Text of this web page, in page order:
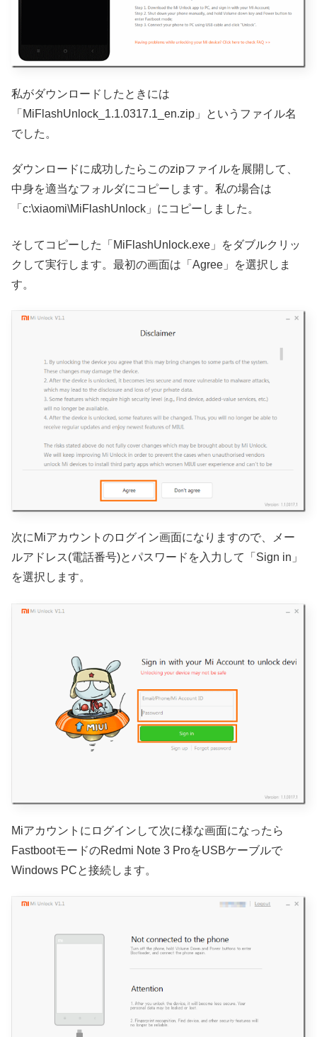
私がダウンロードしたときには
「MiFlashUnlock_1.1.0317.1_en.zip」というファイル名
でした。
ダウンロードに成功したらこのzipファイルを展開して、
中身を適当なフォルダにコピーします。私の場合は
「c:\xiaomi\MiFlashUnlock」にコピーしました。
そしてコピーした「MiFlashUnlock.exe」をダブルクリッ
クして実行します。最初の画面は「Agree」を選択しま
す。
次にMiアカウントのログイン画面になりますので、メー
ルアドレス(電話番号)とパスワードを入力して「Sign in」
を選択します。
Miアカウントにログインして次に様な画面になったら
FastbootモードのRedmi Note 3 ProをUSBケーブルで
Windows PCと接続します。